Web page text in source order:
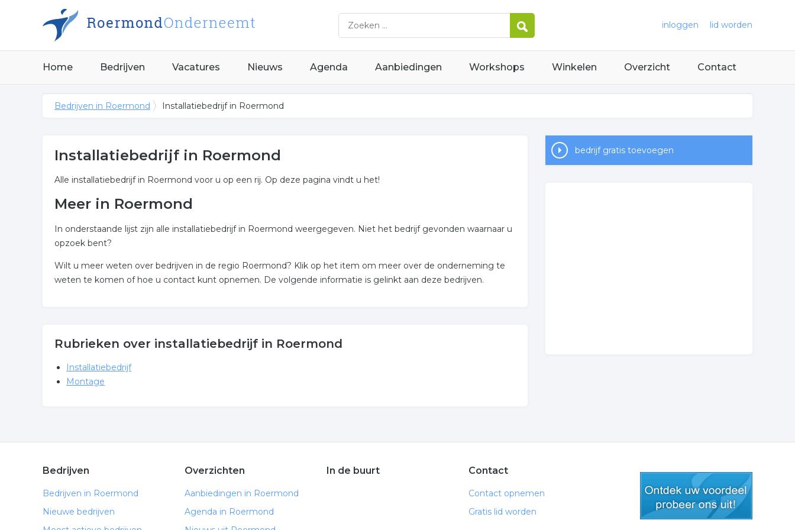
inloggen lid worden
Home Bedrijven Vacatures Nieuws Agenda Aanbiedingen Workshops Winkelen Overzicht Contact
Bedrijven in Roermond Installatiebedrijf in Roermond
Installatiebedrijf in Roermond
Alle installatiebedrijf in Roermond voor u op een rij. Op deze pagina vindt u het!
Meer in Roermond
In onderstaande lijst zijn alle installatiebedrijf in Roermond weergegeven. Niet het bedrijf gevonden waarnaar u
opzoek bent?
Wilt u meer weten over bedrijven in de regio Roermond? Klik op het item om meer over de onderneming te
weten te komen of hoe u contact kunt opnemen. De volgende informatie is gelinkt aan deze bedrijven.
Rubrieken over installatiebedrijf in Roermond
Installatiebedrijf
Montage
bedrijf gratis toevoegen
Bedrijven
Bedrijven in Roermond
Nieuwe bedrijven
Overzichten
Aanbiedingen in Roermond
Agenda in Roermond
In de buurt Contact
Contact opnemen
Gratis lid worden